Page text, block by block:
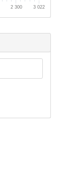
2 300 3 022